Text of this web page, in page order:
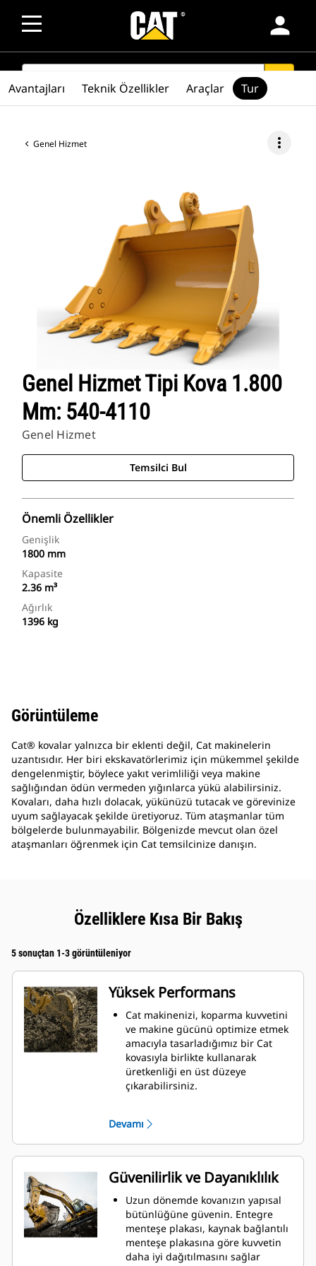
person
SEARCH
Genel Hizmet more_vert
Genel Hizmet Tipi Kova 1.800
Mm: 540-4110
Genel Hizmet
Temsilci Bul
Önemli Özellikler
Genişlik
1800 mm
Kapasite
2.36 m³
Ağırlık
1396 kg
Avantajları Teknik Özellikler Araçlar Tur
Görüntüleme
Cat® kovalar yalnızca bir eklenti değil, Cat makinelerin
uzantısıdır. Her biri ekskavatörlerimiz için mükemmel şekilde
dengelenmiştir, böylece yakıt verimliliği veya makine
sağlığından ödün vermeden yığınlarca yükü alabilirsiniz.
Kovaları, daha hızlı dolacak, yükünüzü tutacak ve görevinize
uyum sağlayacak şekilde üretiyoruz. Tüm ataşmanlar tüm
bölgelerde bulunmayabilir. Bölgenizde mevcut olan özel
ataşmanları öğrenmek için Cat temsilcinize danışın.
Özelliklere Kısa Bir Bakış
5 sonuçtan 1-3 görüntüleniyor
Yüksek Performans
Cat makinenizi, koparma kuvvetini
ve makine gücünü optimize etmek
amacıyla tasarladığımız bir Cat
kovasıyla birlikte kullanarak
üretkenliği en üst düzeye
çıkarabilirsiniz.
İlave taban mesafesi, kovanın alt
tarafının kazı yapmamasını
sağlayarak bakım maliyetlerini
azaltır.
Kazma işlemi sırasında yakıt
tüketimi en yüksek düzeydedir. Cat
kovaları, makinenizin toplam
çalışma üretkenliğini iyileştirmek
amacıyla malzemeleri hızlı biçimde
kesmek üzere tasarlanmıştır.
Devamı
Güvenilirlik ve Dayanıklılık
Uzun dönemde kovanızın yapısal
bütünlüğüne güvenin. Entegre
menteşe plakası, kaynak bağlantılı
menteşe plakasına göre kuvvetin
daha iyi dağıtılmasını sağlar